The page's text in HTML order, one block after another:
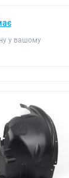
у вашому